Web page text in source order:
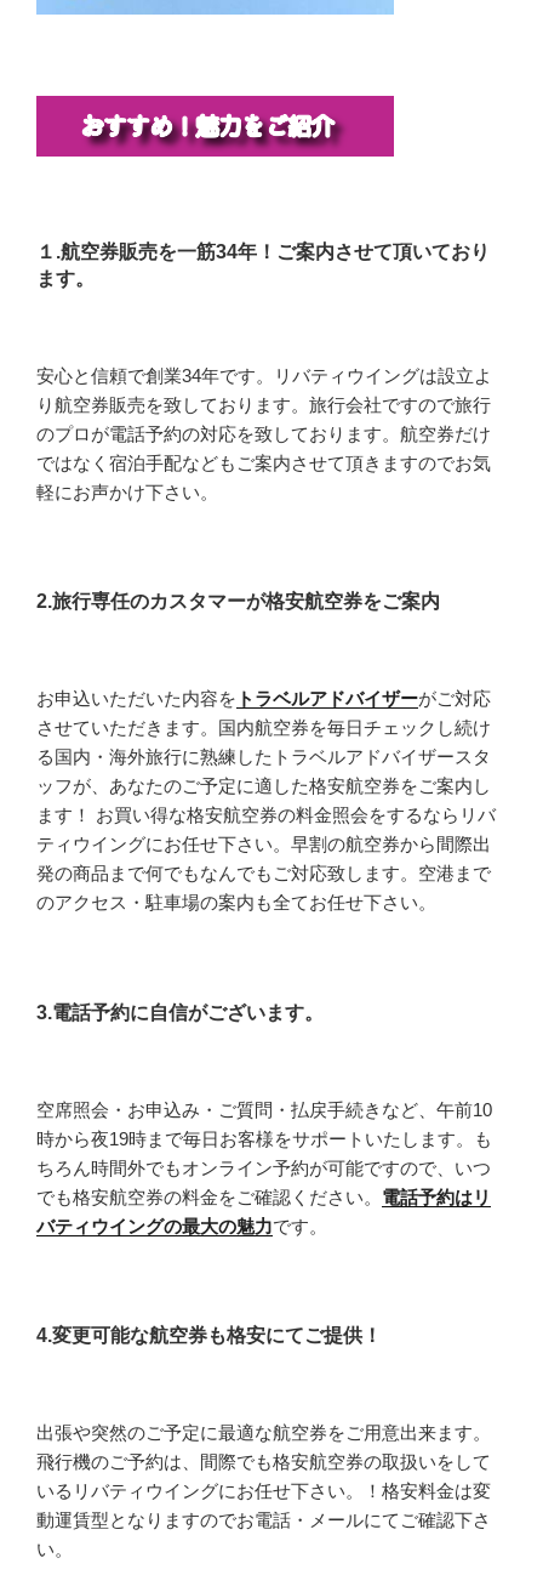
１.航空券販売を一筋34年！ご案内させて頂いており
ます。
安心と信頼で創業34年です。リバティウイングは設立よ
り航空券販売を致しております。旅行会社ですので旅行
のプロが電話予約の対応を致しております。航空券だけ
ではなく宿泊手配などもご案内させて頂きますのでお気
軽にお声かけ下さい。
2.旅行専任のカスタマーが格安航空券をご案内
お申込いただいた内容を トラベルアドバイザーがご対応
させていただきます。国内航空券を毎日チェックし続け
る国内・海外旅行に熟練したトラベルアドバイザースタ
ッフが、あなたのご予定に適した格安航空券をご案内し
ます！ お買い得な格安航空券の料金照会をするならリバ
ティウイングにお任せ下さい。早割の航空券から間際出
発の商品まで何でもなんでもご対応致します。空港まで
のアクセス・駐車場の案内も全てお任せ下さい。
3.電話予約に自信がございます。
空席照会・お申込み・ご質問・払戻手続きなど、午前10
時から夜19時まで毎日お客様をサポートいたします。も
ちろん時間外でもオンライン予約が可能ですので、いつ
でも格安航空券の料金をご確認ください。 電話予約はリ
バティウイングの最大の魅力です。
4.変更可能な航空券も格安にてご提供！
出張や突然のご予定に最適な航空券をご用意出来ます。
飛行機のご予約は、間際でも格安航空券の取扱いをして
いるリバティウイングにお任せ下さい。！格安料金は変
動運賃型となりますのでお電話・メールにてご確認下さ
い。